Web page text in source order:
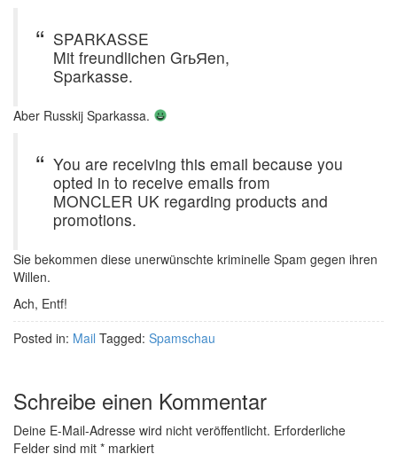
SPARKASSE
Mit freundlichen GrьЯen,
Sparkasse.
Aber Russkij Sparkassa.
You are receiving this email because you
opted in to receive emails from
MONCLER UK regarding products and
promotions.
Sie bekommen diese unerwünschte kriminelle Spam gegen ihren
Willen.
Ach, Entf!
Posted in: Mail Tagged: Spamschau
Schreibe einen Kommentar
Deine E-Mail-Adresse wird nicht veröffentlicht. Erforderliche
Felder sind mit * markiert